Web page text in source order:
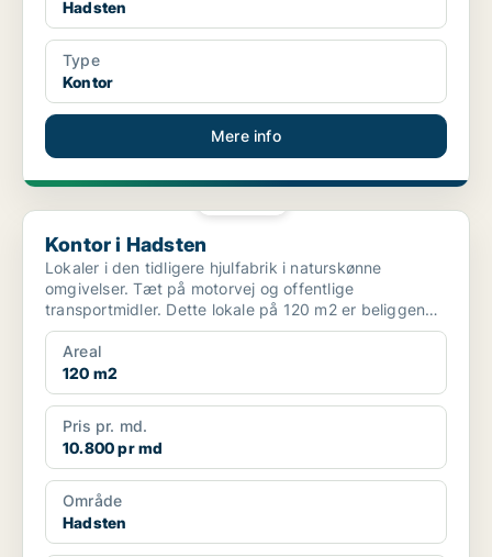
Hadsten
Type
Kontor
Mere info
Kontor i Hadsten
Kontor i Hadsten
Lokaler i den tidligere hjulfabrik i naturskønne
omgivelser. Tæt på motorvej og offentlige
transportmidler. Dette lokale på 120 m2 er beliggende
med direkte...
Areal
120 m2
Pris pr. md.
10.800 pr md
Område
Hadsten